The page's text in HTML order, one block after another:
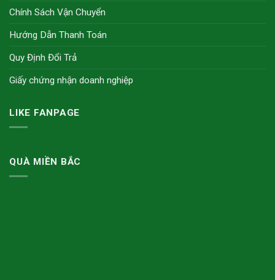
Chính Sách Vận Chuyển
Hướng Dẫn Thanh Toán
Quy Định Đổi Trả
Giấy chứng nhận doanh nghiệp
LIKE FANPAGE
QUÀ MIỀN BẮC